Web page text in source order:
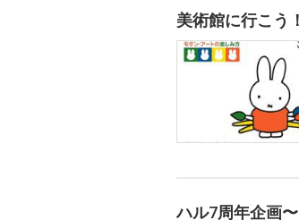
美術館に行こう
ハル7周年企画